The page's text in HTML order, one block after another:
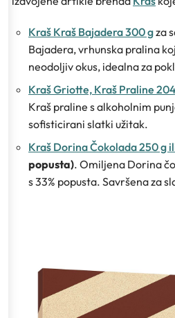
Kraš Kraš Bajadera 300 gza
Bajadera, vrhunska pralina
neodoljiv okus, idealna za
Kraš Griotte, Kraš Praline
Kraš praline s alkoholnim
sofisticirani slatki užitak.
Kraš Dorina Čokolada 250 g
popusta). Omiljena Dorina
s 33% popusta. Savršena za